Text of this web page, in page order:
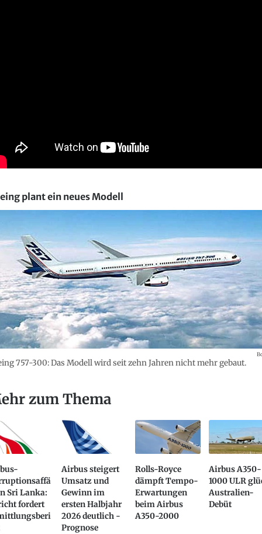
plant ein neues Modell
757-300: Das Modell wird seit zehn Jahren nicht mehr gebaut.
zum Thema
Sri Lanka:
fordert
Airbus steigert
Umsatz und
Gewinn im
ersten Halbjahr
2026 deutlich -
Prognose
Rolls-Royce
dämpft Tempo-
Erwartungen
beim Airbus
A350-2000
Airbus A350-
1000 ULR
Australien-
Debüt